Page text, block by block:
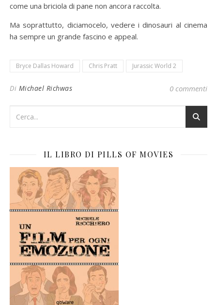
come una briciola di pane non ancora raccolta.
Ma soprattutto, diciamocelo, vedere i dinosauri al cinema
ha sempre un grande fascino e appeal.
Bryce Dallas Howard Chris Pratt Jurassic World 2
Di Michael Richwas 0 commenti
IL LIBRO DI PILLS OF MOVIES